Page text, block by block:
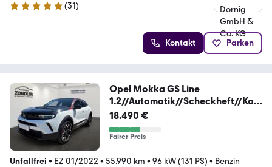
5 Sterne
(31)
Kontakt Parken
Opel Mokka GS Line
1.2//Automatik//Scheckheft//Kam
era
18.490 €
Fairer Preis
Unfallfrei • EZ 01/2022 • 55.990 km • 96 kW (131 PS) • Benzin